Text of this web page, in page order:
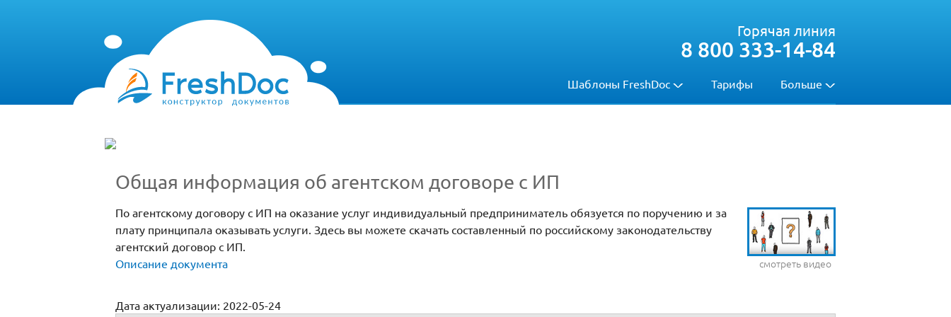
Шаблоны FreshDoc Тарифы Больше
Горячая линия
8 800 333-14-84
Общая информация об агентском договоре с ИП
смотреть видео
По агентскому договору с ИП на оказание услуг индивидуальный предприниматель обязуется по поручению и за
плату принципала оказывать услуги. Здесь вы можете скачать составленный по российскому законодательству
агентский договор с ИП.
Описание документа
Дата актуализации: 2022-05-24